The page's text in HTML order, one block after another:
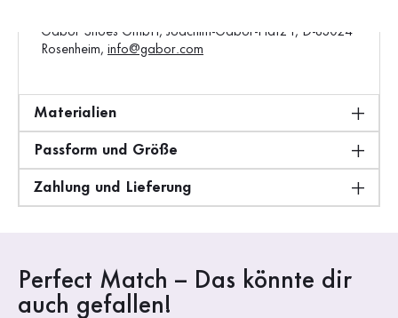
Gabor Shoes GmbH, Joachim-Gabor-Platz 1, D-83024
Rosenheim, info@gabor.com
Materialien
Passform und Größe
Zahlung und Lieferung
Perfect Match – Das könnte dir
auch gefallen!